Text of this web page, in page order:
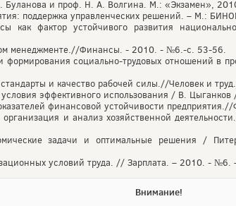
Буланова и проф. Н. А. Волгина. М.: «Экзамен»,
поддержка управленческих решений. – М.:
как фактор устойчивого развития
менеджменте.//Финансы. - 2010. - №6.-с. 53-56.
формирования социально-трудовых отношений
и качество рабочей силы.//Человек и
эффективного использования / В.
финансовой устойчивости
и анализ хозяйственной
задачи и оптимальные решения /
условий труда. // Зарплата. – 2010. - №6.
Внимание!